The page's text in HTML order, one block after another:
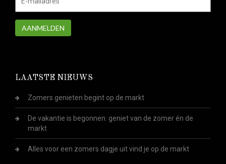
AANMELDEN
LAATSTE NIEUWS
Zomers genieten begint op de markt
De vakantie is begonnen: geniet van de zomer én de
markt
Alles voor een zomers dagje uit vind je op de markt